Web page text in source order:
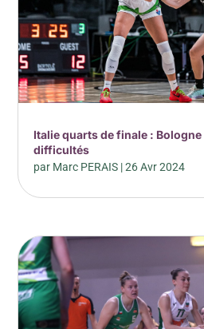
Italie quarts de finale :
difficultés
par Marc PERAIS |26 Avr 2024